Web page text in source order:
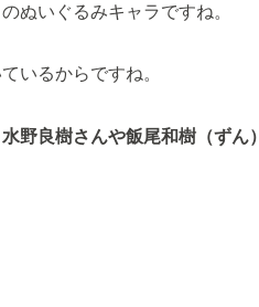
ぬいぐるみキャラですね。
いるからですね。
野良樹さんや飯尾和樹（ずん）